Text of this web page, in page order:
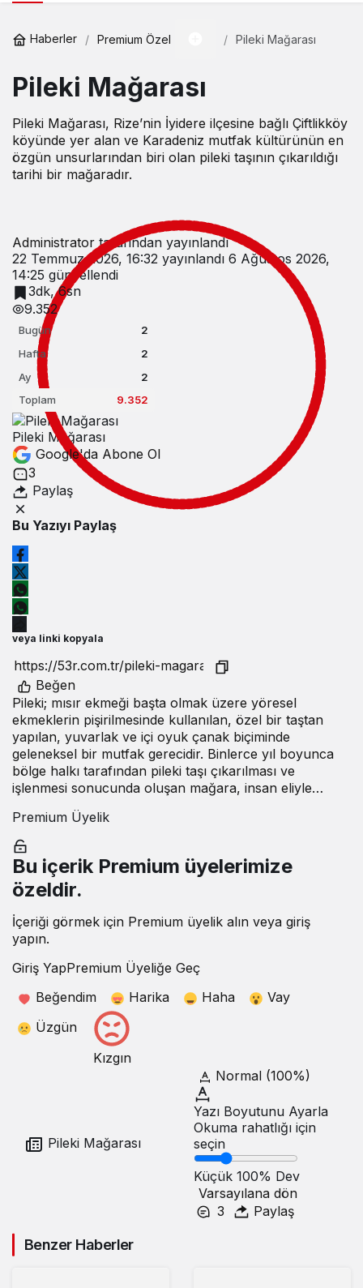
Haberler Premium Özel Pileki Mağarası
Pileki Mağarası
Pileki Mağarası, Rize’nin İyidere ilçesine bağlı Çiftlikköy
köyünde yer alan ve Karadeniz mutfak kültürünün en
özgün unsurlarından biri olan pileki taşının çıkarıldığı
tarihi bir mağaradır.
Administrator tarafından yayınlandı
22 Temmuz 2026, 16:32 yayınlandı 6 Ağustos 2026,
14:25 güncellendi
3dk, 6sn
9.352
Bugün
2
Hafta
2
Ay
2
Toplam
9.352
Pileki Mağarası
Google'da Abone Ol
3
Paylaş
Bu Yazıyı Paylaş
veya linki kopyala
Beğen
Pileki; mısır ekmeği başta olmak üzere yöresel
ekmeklerin pişirilmesinde kullanılan, özel bir taştan
yapılan, yuvarlak ve içi oyuk çanak biçiminde
geleneksel bir mutfak gerecidir. Binlerce yıl boyunca
bölge halkı tarafından pileki taşı çıkarılması ve
işlenmesi sonucunda oluşan mağara, insan eliyle…
Premium Üyelik
Bu içerik Premium üyelerimize
özeldir.
İçeriği görmek için Premium üyelik alın veya giriş
yapın.
Giriş YapPremium Üyeliğe Geç
Beğendim
Harika Haha
Vay
Üzgün
Kızgın
Pileki Mağarası
Normal (100%)
Yazı Boyutunu Ayarla
Okuma rahatlığı için
seçin
Küçük 100% Dev
Varsayılana dön
3
Paylaş
Benzer Haberler